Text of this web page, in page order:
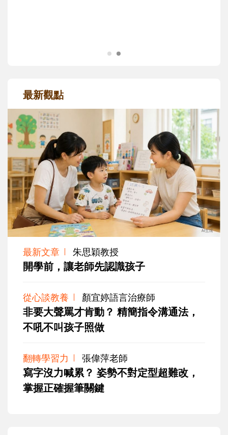
最新觀點
最新文章 朱思穎教授
開學前，讓老師先認識孩子
從心談教養 顏宜婷語言治療師
非要大聲罵才肯動？ 精簡指令溝通法，
不吼不叫孩子照做
翻轉學習力 張偉萍老師
寫字沒力喊累？ 姿勢不對定型超難改，
掌握正確握筆關鍵